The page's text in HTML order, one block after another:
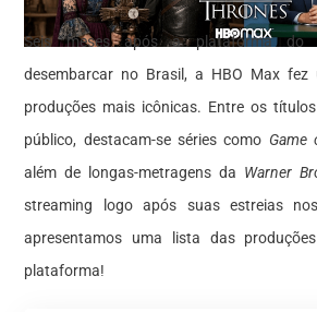
Seis meses após a plataforma do
desembarcar no Brasil, a HBO Max
produções mais icônicas. Entre os
público, destacam-se séries como Game
além de longas-metragens da Warner
streaming logo após suas estreias
apresentamos uma lista das
plataforma!